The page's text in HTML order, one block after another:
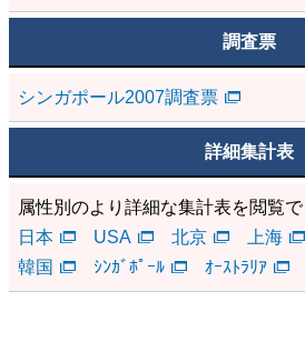
調査票
シンガポール2007調査票
詳細集計表
属性別のより詳細な集計表を閲覧で
日本
USA 北京 上海
韓国
ｼﾝｶﾞﾎﾟｰﾙ ｵｰｽﾄﾗﾘｱ